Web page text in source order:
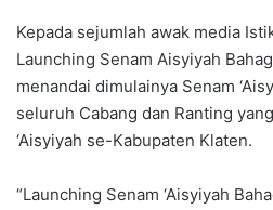
Kepada sejumlah awak media
Launching Senam Aisyiyah
menandai dimulainya Senam
seluruh Cabang dan Ranting
‘Aisyiyah se-Kabupaten Klaten.
“Launching Senam ‘Aisyiyah